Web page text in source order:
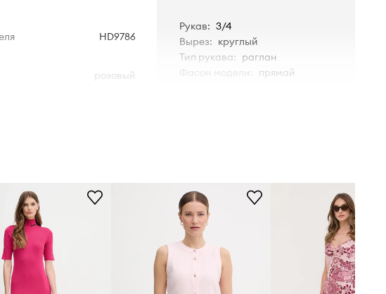
HD9786
розовый
Рукав: 3/4
Вырез: круглый
Тип рукава: раглан
Фасон модели
прямай
Размерная сетка